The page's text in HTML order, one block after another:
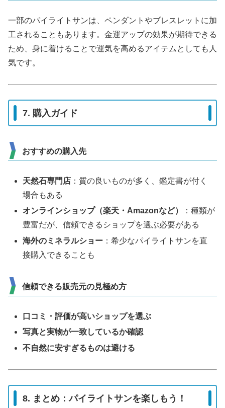
一部のパイライトサンは、ペンダントやブレスレットに加
工されることもあります。金運アップの効果が期待できる
ため、身に着けることで運気を高めるアイテムとしても人
気です。
7. 購入ガイド
おすすめの購入先
天然石専門店 ：質の良いものが多く、鑑定書が付く
場合もある
オンラインショップ（楽天・Amazonなど）
：種類が
豊富だが、信頼できるショップを選ぶ必要がある
海外のミネラルショー ：希少なパイライトサンを直
接購入できることも
信頼できる販売元の見極め方
口コミ・評価が高いショップを選ぶ
写真と実物が一致しているか確認
不自然に安すぎるものは避ける
8. まとめ：パイライトサンを楽しもう！